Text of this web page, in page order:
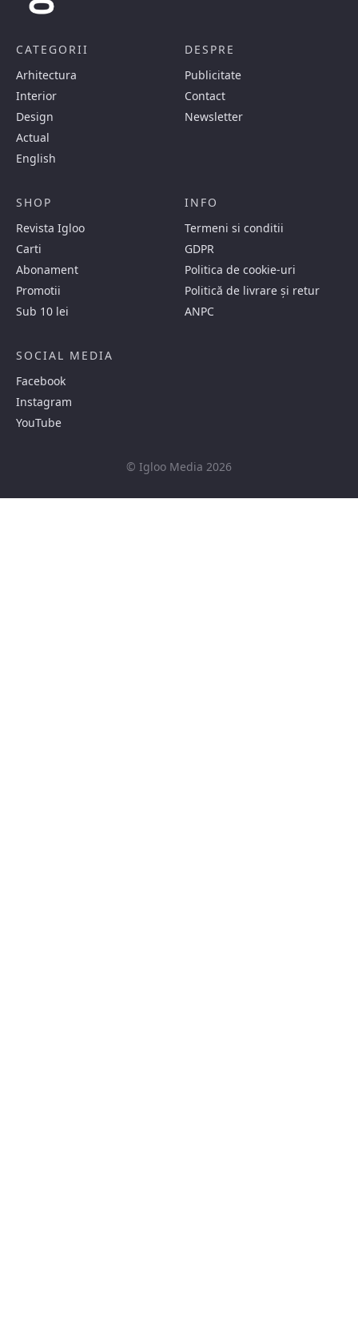
CATEGORII
Arhitectura
Interior
Design
Actual
English
DESPRE
Publicitate
Contact
Newsletter
SHOP
Revista Igloo
Carti
Abonament
Promotii
Sub 10 lei
INFO
Termeni si conditii
GDPR
Politica de cookie-uri
Politică de livrare și retur
ANPC
SOCIAL MEDIA
Facebook
Instagram
YouTube
© Igloo Media 2026